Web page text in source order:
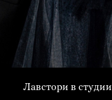
Лавстори в студии